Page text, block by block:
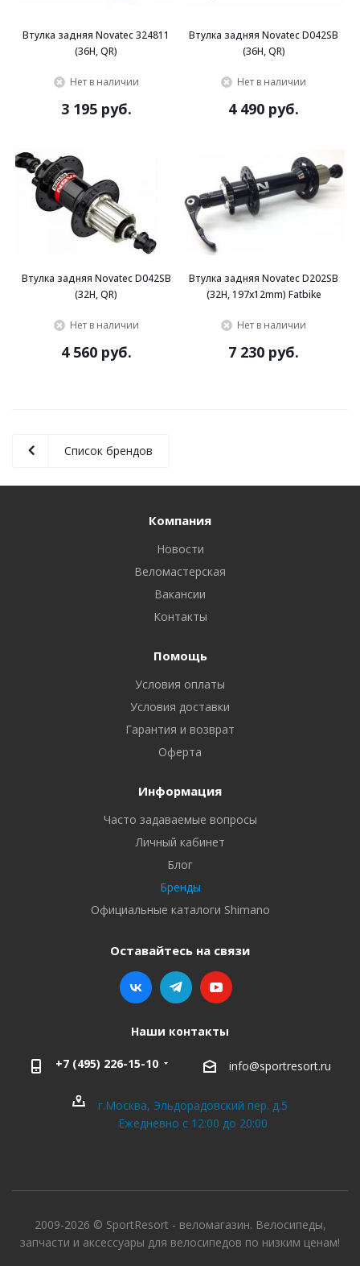
Втулка задняя Novatec 324811
(36H, QR)
Нет в наличии
3 195 руб.
Втулка задняя Novatec D042SB
(36H, QR)
Нет в наличии
4 490 руб.
Втулка задняя Novatec D042SB
(32H, QR)
Нет в наличии
4 560 руб.
Втулка задняя Novatec D202SB
(32H, 197x12mm) Fatbike
Нет в наличии
7 230 руб.
Список брендов
Компания
Новости
Веломастерская
Вакансии
Контакты
Помощь
Условия оплаты
Условия доставки
Гарантия и возврат
Оферта
Информация
Часто задаваемые вопросы
Личный кабинет
Блог
Бренды
Официальные каталоги Shimano
Оставайтесь на связи
Наши контакты
+7 (495) 226-15-10 info@sportresort.ru
г.Москва, Эльдорадовский пер. д.5
Ежедневно с 12:00 до 20:00
2009-2026 © SportResort - веломагазин. Велосипеды,
запчасти и аксессуары для велосипедов по низким ценам!